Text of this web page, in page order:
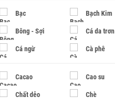
Bạc Bạch Kim
Bông - Sợi Cá da trơn
Cá ngừ Cà phê
Cacao Cao su
Chất dẻo Chè